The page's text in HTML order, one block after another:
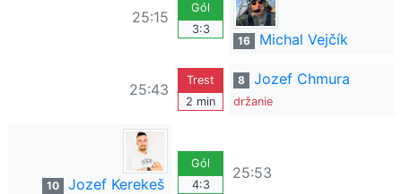
25:15
Gól
3:3
16
Michal Vejčík
25:43
Trest
2 min
8 Jozef Chmura
držanie
10 Jozef Kerekeš
Gól
4:3
25:53